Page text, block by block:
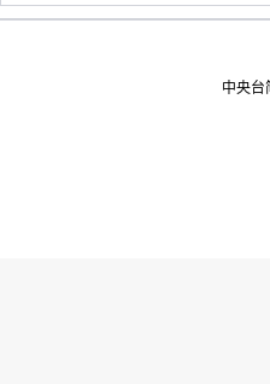
中央台